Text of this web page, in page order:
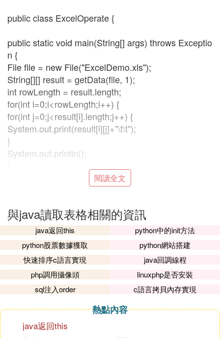
public class ExcelOperate {
public static void main(String[] args) throws Exceptio
n {
File file = new File("ExcelDemo.xls");
String[][] result = getData(file, 1);
int rowLength = result.length;
for(int i=0;i<rowLength;i++) {
for(int j=0;j<result[i].length;j++) {
System.out.print(result[i][j]+"\t\t");
}
System.out.println();
* 讀取Excel的內容，第一維數組存儲
的值，二維數組存儲的是多少個行
* @param file 讀取數據的源Excel
* @param ignoreRows 讀取數據忽略的行數，比喻
行頭不需要讀入 忽略的行數為1
* @return 讀出的Excel中數據的內容
* @throws FileNotFoundException
*/
public static String[][] getData(File file, int ignoreRow
閱讀全文
與java讀取表格相關的資訊
java返回this
python中的init方法
python股票數據獲取
python網站搭建
快速排序c語言實現
java回調線程
php調用攝像頭
linuxphp是否安裝
sql注入order
c語言拷貝內存實現
熱點內容
java返回this